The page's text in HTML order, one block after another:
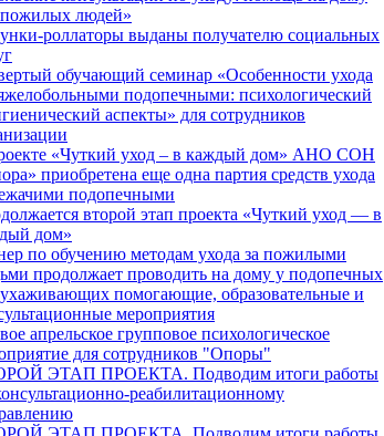
пожилых людей»
роллаторы выданы получателю социальных
обучающий семинар «Особенности ухода
подопечными: психологический
аспекты» для сотрудников
«Чуткий уход – в каждый дом» АНО СОН
приобретена еще одна партия средств ухода
подопечными
второй этап проекта «Чуткий уход — в
дом»
по обучению методам ухода за пожилыми
продолжает проводить на дому у подопечных
ухаживающих помогающие, образовательные и
мероприятия
апрельское групповое психологическое
для сотрудников "Опоры"
ЭТАП ПРОЕКТА. Подводим итоги работы
реабилитационному